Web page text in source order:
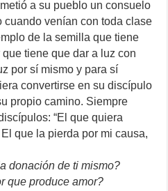
a su pueblo un consuelo
cuando venían con toda clase
de la semilla que tiene
tiene que dar a luz con
por sí mismo y para sí
convertirse en su discípulo
propio camino. Siempre
“El que quiera
que la pierda por mi causa,
donación de ti mismo?
que produce amor?